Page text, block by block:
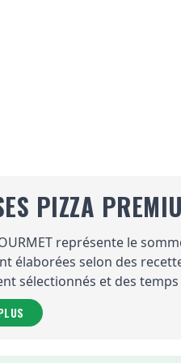
PIZZA
représente le
élaborées selon des
sélectionnés et des